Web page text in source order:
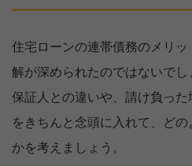
住宅ローンの連帯債務のメリ
解が深められたのではないで
保証人との違いや、請け負っ
をきちんと念頭に入れて、ど
かを考えましょう。